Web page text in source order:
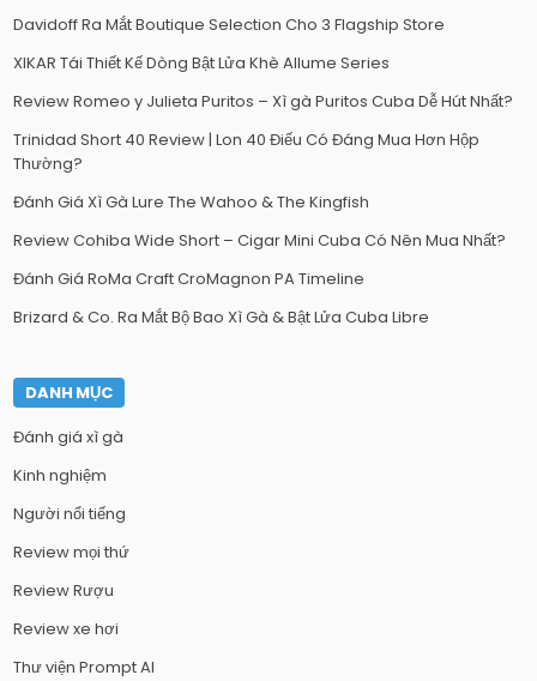
Davidoff Ra Mắt Boutique Selection Cho 3 Flagship Store
XIKAR Tái Thiết Kế Dòng Bật Lửa Khè Allume Series
Review Romeo y Julieta Puritos – Xì gà Puritos Cuba Dễ Hút Nhất?
Trinidad Short 40 Review | Lon 40 Điếu Có Đáng Mua Hơn Hộp
Thường?
Đánh Giá Xì Gà Lure The Wahoo & The Kingfish
Review Cohiba Wide Short – Cigar Mini Cuba Có Nên Mua Nhất?
Đánh Giá RoMa Craft CroMagnon PA Timeline
Brizard & Co. Ra Mắt Bộ Bao Xì Gà & Bật Lửa Cuba Libre
DANH MỤC
Đánh giá xì gà
Kinh nghiệm
Người nổi tiếng
Review mọi thứ
Review Rượu
Review xe hơi
Thư viện Prompt AI